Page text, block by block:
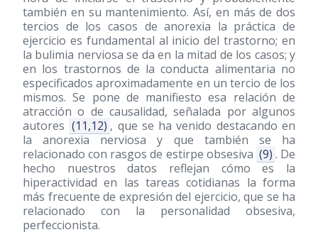
también en su mantenimiento. Así, en más de dos
tercios de los casos de anorexia la práctica de
ejercicio es fundamental al inicio del trastorno; en
la bulimia nerviosa se da en la mitad de los casos; y
en los trastornos de la conducta alimentaria no
especificados aproximadamente en un tercio de los
mismos. Se pone de manifiesto esa relación de
atracción o de causalidad, señalada por algunos
autores (11,12) , que se ha venido destacando en
la anorexia nerviosa y que también se ha
relacionado con rasgos de estirpe obsesiva (9) . De
hecho nuestros datos reflejan cómo es la
hiperactividad en las tareas cotidianas la forma
más frecuente de expresión del ejercicio, que se ha
relacionado con la personalidad obsesiva,
perfeccionista.